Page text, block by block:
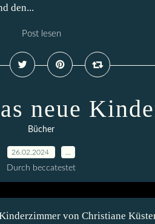
den...
Post lesen
neue
Bücher
26.02.2024
Durch beccatestet
von Christiane